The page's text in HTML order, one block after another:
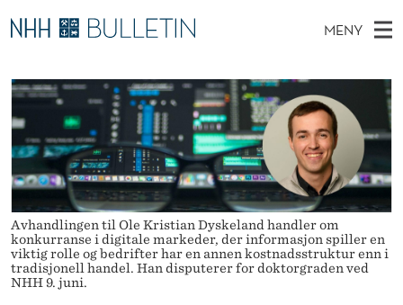
N
Y
A
V
H
A
N
D
L
MENY
O
V
E
D
M
E
N
Y
Ø
K
N
E
T
T
T
E
E
T
Stipendiater og nye forskerprofiler
Disputaser
Ekspertutvalg
Om Bulletin
Avhandlingen til Ole Kristian Dyskeland handler om
konkurranse i digitale markeder, der informasjon spiller en
viktig rolle og bedrifter har en annen kostnadsstruktur enn i
tradisjonell handel. Han disputerer for doktorgraden ved
NHH 9. juni.